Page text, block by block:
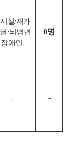
설/재가
·뇌병변
장애인
0명
- -